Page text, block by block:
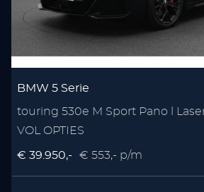
BMW 5 Serie
touring 530e M Sport Pano l
VOL OPTIES
€ 39.950,- € 553,- p/m